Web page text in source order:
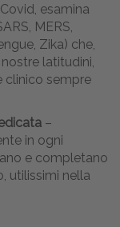
esamina
MERS,
Zika) che,
latitudini,
clinico sempre
–
in ogni
e completano
utilissimi nella